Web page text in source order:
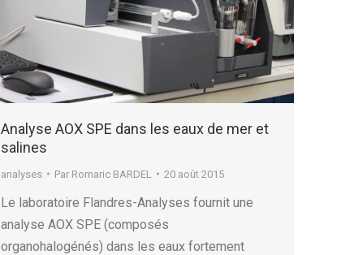
Analyse AOX SPE dans les eaux de mer et
salines
analyses Par Romaric BARDEL 20 août 2015
Le laboratoire Flandres-Analyses fournit une
analyse AOX SPE (composés
organohalogénés) dans les eaux fortement